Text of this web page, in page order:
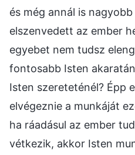
és még annál is
elszenvedett az ember
egyebet nem tudsz
fontosabb Isten
Isten szereteténél? Épp
elvégeznie a munkáját
ha ráadásul az ember
vétkezik, akkor Isten